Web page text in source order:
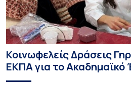
Κοινωφελείς Δράσεις
ΕΚΠΑ για το Ακαδημαϊκό